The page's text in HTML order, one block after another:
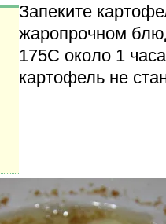
Запеките
жаропрочном
175С около 1
картофель не